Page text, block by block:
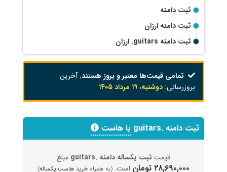
ثبت دامنه
ثبت دامنه ارزان
ثبت دامنه .guitars ارزان
تمامی قیمت‌ها معتبر و بروز هستند.آخرین
بروزرسانی: دوشنبه، ۱۹ مرداد ۱۴۰۵
ثبت دامنه .guitars با هاست
قیمت ثبت یکساله دامنه .guitars مبلغ
۲۸,۶۹۰,۰۰۰ تومان است. (به همراه خرید هاست یکساله)